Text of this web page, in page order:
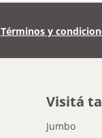
Términos y
Visitá
Jumbo